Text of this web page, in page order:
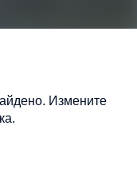
Измените